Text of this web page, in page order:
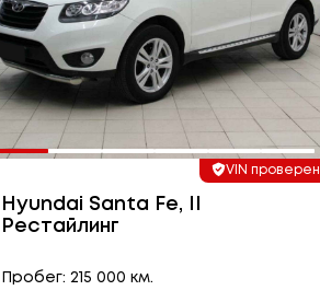
VIN проверен
Hyundai Santa Fe, II
Рестайлинг
Пробег: 215 000 км.